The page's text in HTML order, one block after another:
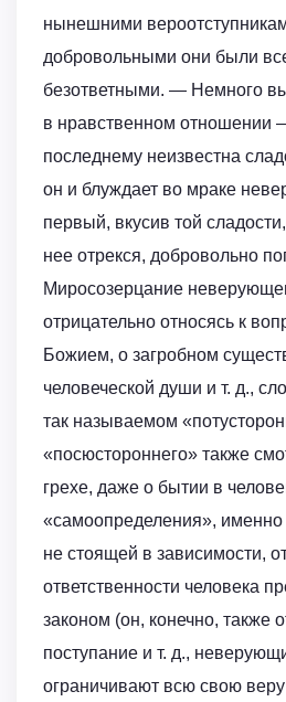
нынешними
добровольными они были
безответными. — Немного
в нравственном отношении
последнему неизвестна
он и блуждает во мраке
первый, вкусив той
нее отрекся, добровольно
Миросозерцание
отрицательно относясь к
Божием, о загробном
человеческой души и т. д.,
так называемом
«посюстороннего» также
грехе, даже о бытии в
«самоопределения», именно
не стоящей в зависимости,
ответственности человека
законом (он, конечно, также
поступание и т. д.,
ограничивают всю свою